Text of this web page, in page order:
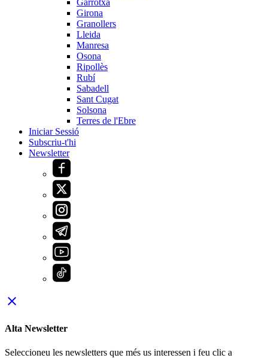
Garrotxa
Girona
Granollers
Lleida
Manresa
Osona
Ripollès
Rubí
Sabadell
Sant Cugat
Solsona
Terres de l'Ebre
Iniciar Sessió
Subscriu-t'hi
Newsletter
close
Alta Newsletter
Seleccioneu les newsletters que més us interessen i feu clic a